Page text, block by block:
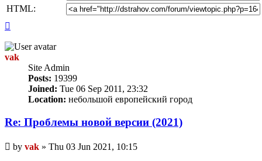
HTML:
vak
Site Admin
Posts: 19399
Joined: Tue 06 Sep 2011, 23:32
Location: небольшой европейский город
Re: Проблемы новой версии (2021)
Unread
post
by vak » Thu 03 Jun 2021, 10:15